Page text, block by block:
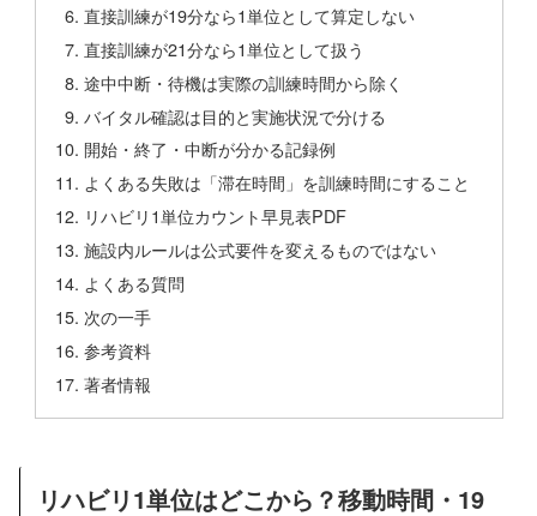
直接訓練が19分なら1単位として算定しない
直接訓練が21分なら1単位として扱う
途中中断・待機は実際の訓練時間から除く
バイタル確認は目的と実施状況で分ける
開始・終了・中断が分かる記録例
よくある失敗は「滞在時間」を訓練時間にすること
リハビリ1単位カウント早見表PDF
施設内ルールは公式要件を変えるものではない
よくある質問
次の一手
参考資料
著者情報
リハビリ1単位はどこから？移動時間・19